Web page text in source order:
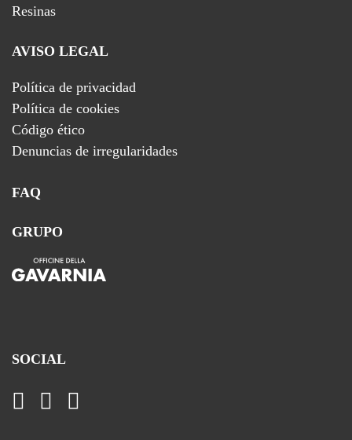
Resinas
AVISO LEGAL
Política de privacidad
Política de cookies
Código ético
Denuncias de irregularidades
FAQ
GRUPO
SOCIAL